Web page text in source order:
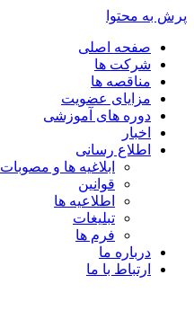
پرش به محتوا
صفحه اصلی
شرکت ها
مناقصه ها
مزایای عضویت
دوره های آموزشی
اخبار
اطلاع رسانی
ابلاغیه ها و مصوبات
قوانین
اطلاعیه ها
تبلیغات
فرم ها
درباره ما
ارتباط با ما